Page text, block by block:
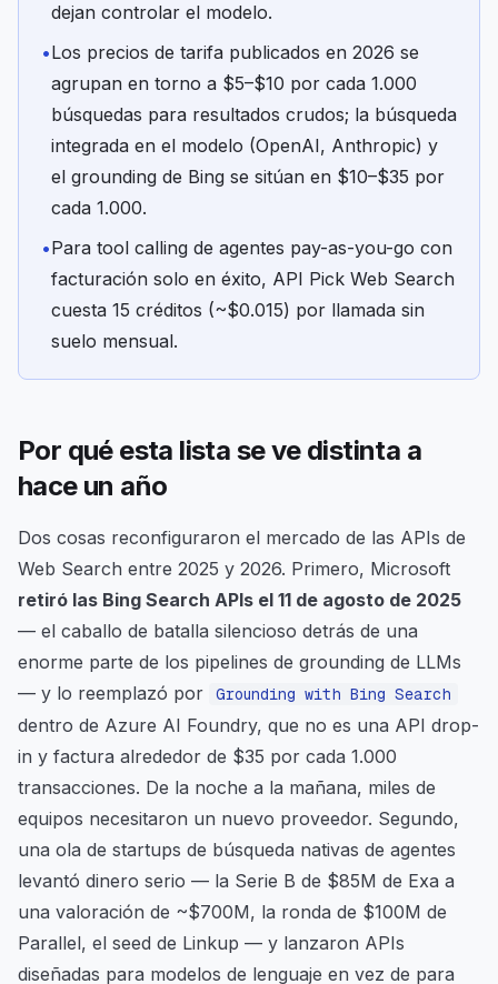
dejan controlar el modelo.
•Los precios de tarifa publicados en 2026 se
agrupan en torno a $5–$10 por cada 1.000
búsquedas para resultados crudos; la búsqueda
integrada en el modelo (OpenAI, Anthropic) y
el grounding de Bing se sitúan en $10–$35 por
cada 1.000.
•Para tool calling de agentes pay-as-you-go con
facturación solo en éxito, API Pick Web Search
cuesta 15 créditos (~$0.015) por llamada sin
suelo mensual.
Por qué esta lista se ve distinta a
hace un año
Dos cosas reconfiguraron el mercado de las APIs de
Web Search entre 2025 y 2026. Primero, Microsoft
retiró las Bing Search APIs el 11 de agosto de 2025
— el caballo de batalla silencioso detrás de una
enorme parte de los pipelines de grounding de LLMs
— y lo reemplazó por
Grounding with Bing Search
dentro de Azure AI Foundry, que no es una API drop-
in y factura alrededor de $35 por cada 1.000
transacciones. De la noche a la mañana, miles de
equipos necesitaron un nuevo proveedor. Segundo,
una ola de startups de búsqueda nativas de agentes
levantó dinero serio — la Serie B de $85M de Exa a
una valoración de ~$700M, la ronda de $100M de
Parallel, el seed de Linkup — y lanzaron APIs
diseñadas para modelos de lenguaje en vez de para